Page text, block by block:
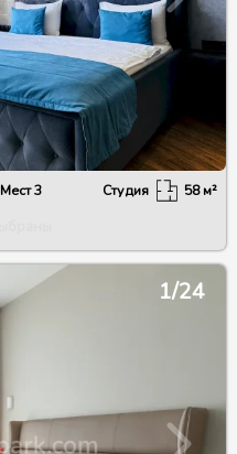
Мест3 Студия 58м²
1/24